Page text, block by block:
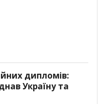
дипломів:
Україну та